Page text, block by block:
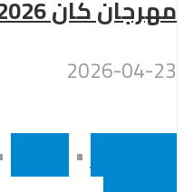
مهرجان كان 2026
2026-04-23
•